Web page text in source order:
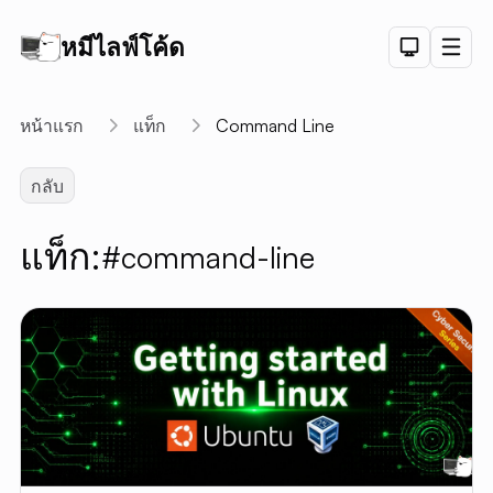
หมีไลฟ์โค้ด
DEMO
PET
CHART
DEMO
ลิงค์สั้น
Dark
หน้าแรก แท็ก Command Line
กลับ
แท็ก:#command-line